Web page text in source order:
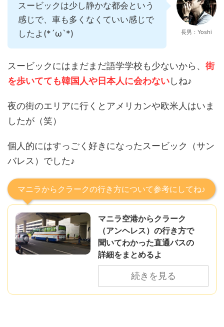
スービックは少し静かな都会という
感じで、車も多くなくていい感じで
したよ(*´ω`*)
長男：Yoshi
スービックにはまだまだ語学学校も少ないから、 街
を歩いてても韓国人や日本人に会わないしね♪
夜の街のエリアに行くとアメリカンや欧米人はいま
したが（笑）
個人的にはすっごく好きになったスービック（サン
バレス）でした♪
マニラからクラークの行き方について参考にしてね♪
マニラ空港からクラーク
（アンヘレス）の行き方で
聞いてわかった直通バスの
詳細をまとめるよ
続きを見る